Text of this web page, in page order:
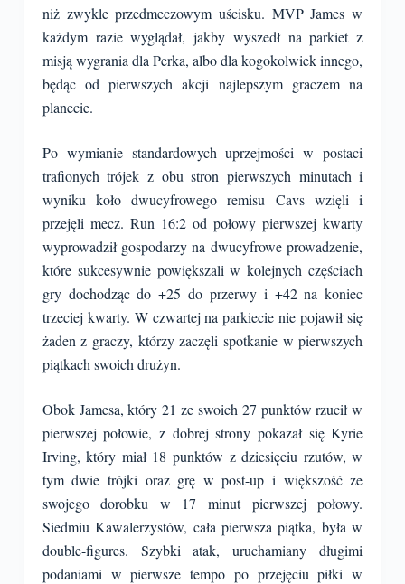
niż zwykle przedmeczowym uścisku. MVP James w
każdym razie wyglądał, jakby wyszedł na parkiet z
misją wygrania dla Perka, albo dla kogokolwiek innego,
będąc od pierwszych akcji najlepszym graczem na
planecie.
Po wymianie standardowych uprzejmości w postaci
trafionych trójek z obu stron pierwszych minutach i
wyniku koło dwucyfrowego remisu Cavs wzięli i
przejęli mecz. Run 16:2 od połowy pierwszej kwarty
wyprowadził gospodarzy na dwucyfrowe prowadzenie,
które sukcesywnie powiększali w kolejnych częściach
gry dochodząc do +25 do przerwy i +42 na koniec
trzeciej kwarty. W czwartej na parkiecie nie pojawił się
żaden z graczy, którzy zaczęli spotkanie w pierwszych
piątkach swoich drużyn.
Obok Jamesa, który 21 ze swoich 27 punktów rzucił w
pierwszej połowie, z dobrej strony pokazał się Kyrie
Irving, który miał 18 punktów z dziesięciu rzutów, w
tym dwie trójki oraz grę w post-up i większość ze
swojego dorobku w 17 minut pierwszej połowy.
Siedmiu Kawalerzystów, cała pierwsza piątka, była w
double-figures. Szybki atak, uruchamiany długimi
podaniami w pierwsze tempo po przejęciu piłki w